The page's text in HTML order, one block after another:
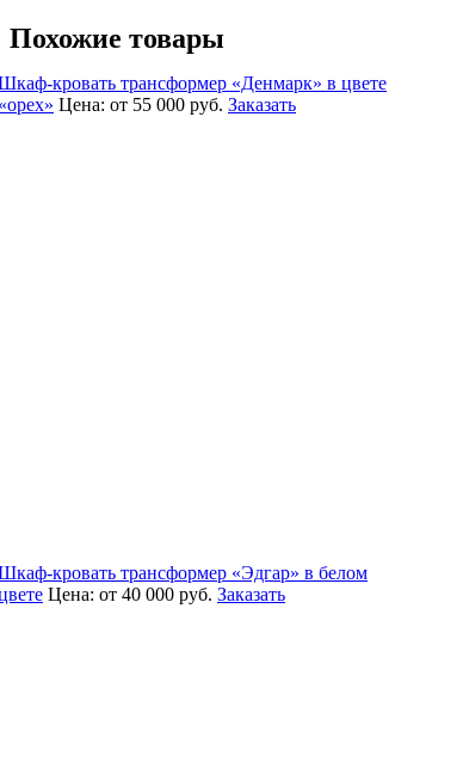
Похожие товары
кровать трансформер «Денмарк» в цвете
Цена: от 55 000 руб. Заказать
кровать трансформер «Эдгар» в белом
Цена: от 40 000 руб. Заказать